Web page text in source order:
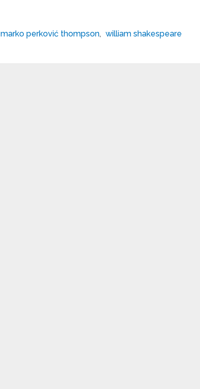
marko perković thompson, william shakespeare